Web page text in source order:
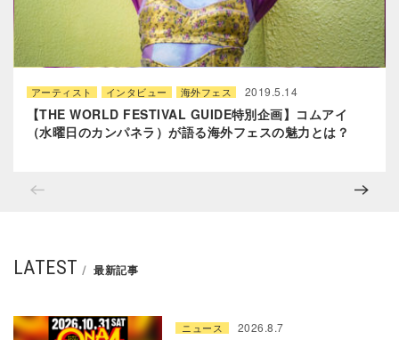
アーティスト インタビュー 海外フェス 2019.5.14
【THE WORLD FESTIVAL GUIDE特別企画】コムアイ
（水曜日のカンパネラ）が語る海外フェスの魅力とは？
LATEST 最新記事
ニュース 2026.8.7